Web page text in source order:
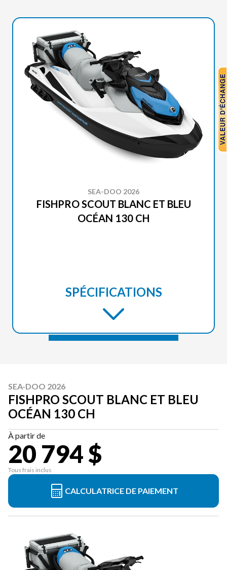
SEA-DOO 2026
FISHPRO SCOUT BLANC ET BLEU
OCÉAN 130 CH
SPÉCIFICATIONS
SEA-DOO 2026
FISHPRO SCOUT BLANC ET BLEU
OCÉAN 130 CH
À partir de
20 794 $
Tous frais inclus
CALCULATRICE DE PAIEMENT